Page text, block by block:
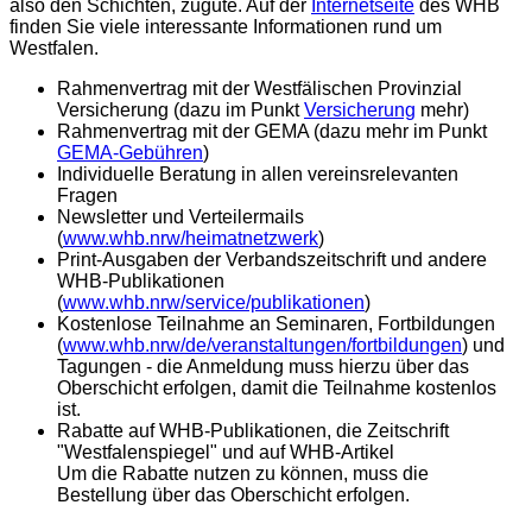
also den Schichten, zugute. Auf der Internetseite des WHB
finden Sie viele interessante Informationen rund um
Westfalen.
Rahmenvertrag mit der Westfälischen Provinzial
Versicherung (dazu im PunktVersicherung mehr)
Rahmenvertrag mit der GEMA (dazu mehr im Punkt
GEMA-Gebühren)
Individuelle Beratung in allen vereinsrelevanten
Fragen
Newsletter und Verteilermails
(www.whb.nrw/heimatnetzwerk)
Print-Ausgaben der Verbandszeitschrift und andere
WHB-Publikationen
(www.whb.nrw/service/publikationen)
Kostenlose Teilnahme an Seminaren, Fortbildungen
(www.whb.nrw/de/veranstaltungen/fortbildungen) und
Tagungen - die Anmeldung muss hierzu über das
Oberschicht erfolgen, damit die Teilnahme kostenlos
ist.
Rabatte auf WHB-Publikationen, die Zeitschrift
"Westfalenspiegel" und auf WHB-Artikel
Um die Rabatte nutzen zu können, muss die
Bestellung über das Oberschicht erfolgen.